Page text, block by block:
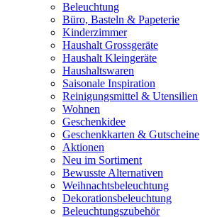
Beleuchtung
Büro, Basteln & Papeterie
Kinderzimmer
Haushalt Grossgeräte
Haushalt Kleingeräte
Haushaltswaren
Saisonale Inspiration
Reinigungsmittel & Utensilien
Wohnen
Geschenkidee
Geschenkkarten & Gutscheine
Aktionen
Neu im Sortiment
Bewusste Alternativen
Weihnachtsbeleuchtung
Dekorationsbeleuchtung
Beleuchtungszubehör